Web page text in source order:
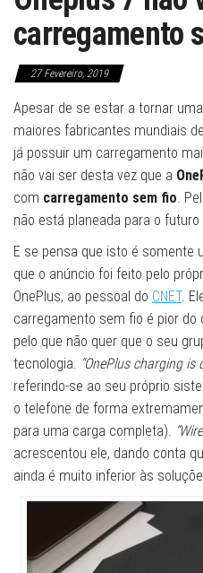
carregamento
27 Fevereiro, 2019
Apesar de se estar a tornar
maiores fabricantes mundiais
já possuir um carregamento
não vai ser desta vez que a
com carregamento sem fio.
não está planeada para o futuro
E se pensa que isto é somente
que o anúncio foi feito pelo
OnePlus, ao pessoal do CNET.
carregamento sem fio é pior
pelo que não quer que o seu
tecnologia. “OnePlus charging is
referindo-se ao seu próprio
o telefone de forma
para uma carga completa).
acrescentou ele, dando conta
ainda é muito inferior às